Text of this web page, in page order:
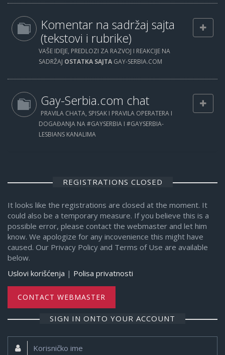
Komentar na sadržaj sajta
(tekstovi i rubrike)
VAŠE IDEJE, PREDLOZI ZA RAZVOJ I REAKCIJE NA
SADRŽAJ OSTATKA SAJTA GAY-SERBIA.COM
Gay-Serbia.com chat
PRAVILA CHATA, SPISAK I PRAVILA OPERATERA I
DOGAĐANJA NA #GAYSERBIA I #GAYSERBIA-
LESBIANS KANALIMA
REGISTRATIONS CLOSED
It looks like the registrations are closed at the moment. It
could also be a temporary measure. If you believe this is a
possible error, please contact the webmaster and let him
know. We apologize for any incovenience this might have
caused. Our Privacy Policy and Terms of Use are available
below.
Uslovi korišćenja | Polisa privatnosti
CONTACT WEBMASTER
SIGN IN ONTO YOUR ACCOUNT
Korisničko